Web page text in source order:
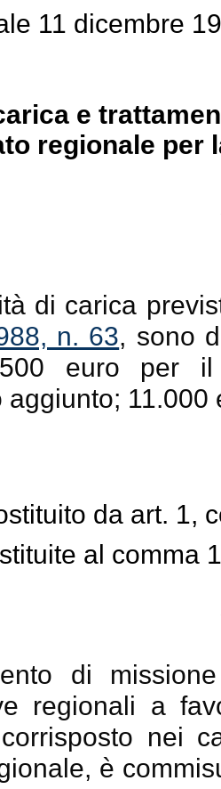
11 dicembre
e
regionale per
di carica
n. 63, sono
euro per
aggiunto; 11.000
da art. 1,
al comma
di
regionali a
corrisposto nei
è